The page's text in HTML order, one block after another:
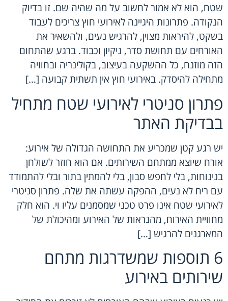
שטח, הוא לא אמור לחשוב על מה שהיה שם. זו בדיוק
הנקודה. פתרונות היגיינה לאירועי חוץ צריכים לעבוד
בשקט, להיראות מצוין, להרגיש נעים, ולהשאיר את
האורחים עם תחושת סדר, ניקיון וכבוד. ברגע שהתחום
הזה מוזנח, כל ההשקעה בעיצוב, בקולינריה ובחוויה
מתחילה להיסדק. באירועי חוץ אין תשתית קבועה […]
פתרון סניטרי לאירועי שטח מתחיל
בבדיקת האתר
יש רגע קטן שמכריע את התחושה הגדולה של אירוע:
אורח שיוצא ממתחם השירותים. אם הוא חוזר לשולחן
בנינוחות, בלי לחפש סבון, בלי להמתין בתור ובלי להתמודד
עם ריח לא נעים, ההפקה עשתה את שלה. פתרון סניטרי
לאירועי שטח אינו פרט טכני שמסמנים עליו וי. הוא חלק
מחוויית האירוח, מהנראות של האירוע ומהיכולת של
המארגנים להרגיש […]
6 תוספות שמשדרגות מתחם
שירותים באירוע